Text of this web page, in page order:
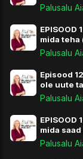
Palusalu
EPISOOD
mida teha
Palusalu
Episood
ole uute
Palusalu
EPISOOD
mida
ei näinud?
Palusalu